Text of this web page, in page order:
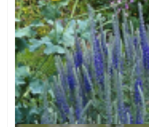
Aar-ereprijs
Veronica spicata